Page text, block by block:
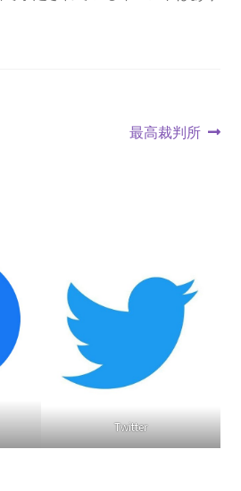
９条inかわさき」大集会 第二分
ロへのカウントダウンinかわさ
上映会＆講演会
ゼロへのカウントダウンinかわさ
ゼロへのカウントダウンinかわさ
次
最高裁判所
Twitter